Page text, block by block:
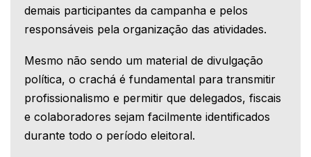
demais participantes da campanha e pelos
responsáveis pela organização das atividades.
Mesmo não sendo um material de divulgação
política, o crachá é fundamental para transmitir
profissionalismo e permitir que delegados, fiscais
e colaboradores sejam facilmente identificados
durante todo o período eleitoral.